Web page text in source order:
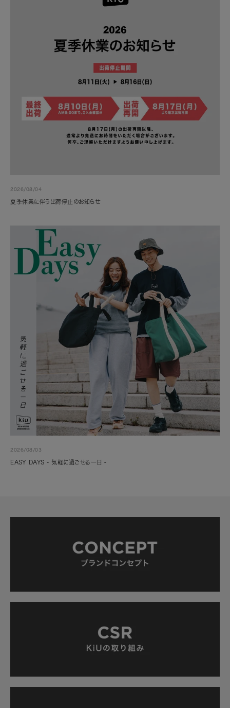
2026/08/04
夏季休業に伴う出荷停止のお知らせ
2026/08/03
EASY DAYS - 気軽に過ごせる一日 -